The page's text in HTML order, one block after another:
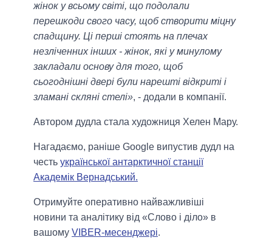
жінок у всьому світі, що подолали
перешкоди свого часу, щоб створити міцну
спадщину. Ці перші стоять на плечах
незліченних інших - жінок, які у минулому
закладали основу для того, щоб
сьогоднішні двері були нарешті відкриті і
зламані скляні стелі», - додали в компанії.
Автором дудла стала художниця Хелен Мару.
Нагадаємо, раніше Google випустив дудл на
честь української антарктичної станції
Академік Вернадський.
Отримуйте оперативно найважливіші
новини та аналітику від «Слово і діло» в
вашому VIBER-месенджері.